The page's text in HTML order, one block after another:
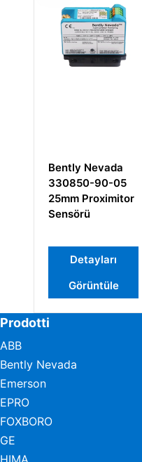
Bently Nevada
330850-90-05
25mm Proximitor
Sensörü
Detayları
Görüntüle
Prodotti
ABB
Bently Nevada
Emerson
EPRO
FOXBORO
GE